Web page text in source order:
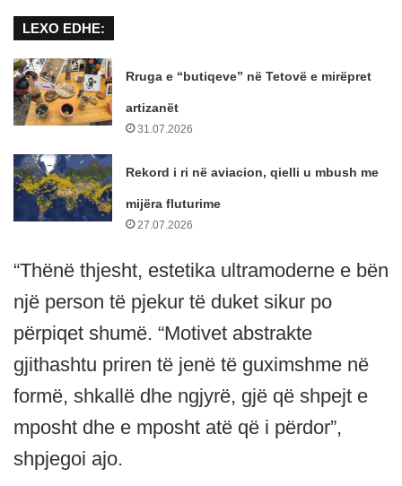
LEXO EDHE:
Rruga e “butiqeve” në Tetovë e mirëpret
artizanët
31.07.2026
Rekord i ri në aviacion, qielli u mbush me
mijëra fluturime
27.07.2026
“Thënë thjesht, estetika ultramoderne e bën
një person të pjekur të duket sikur po
përpiqet shumë. “Motivet abstrakte
gjithashtu priren të jenë të guximshme në
formë, shkallë dhe ngjyrë, gjë që shpejt e
mposht dhe e mposht atë që i përdor”,
shpjegoi ajo.